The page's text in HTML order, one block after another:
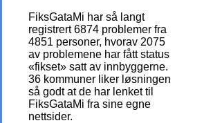
FiksGataMi har så langt
registrert 6874 problemer fra
4851 personer, hvorav 2075
av problemene har fått status
«fikset» satt av innbyggerne.
36 kommuner liker løsningen
så godt at de har lenket til
FiksGataMi fra sine egne
nettsider.